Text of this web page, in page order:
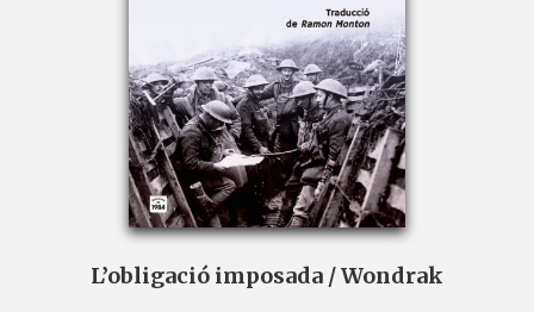
L’obligació imposada / Wondrak